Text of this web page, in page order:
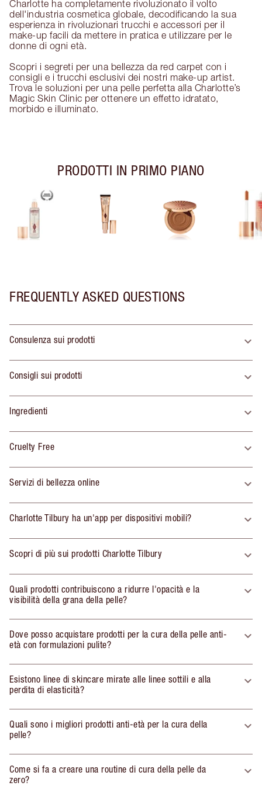
Charlotte ha completamente rivoluzionato il volto
dell'industria cosmetica globale, decodificando la sua
esperienza in rivoluzionari trucchi e accessori per il
make-up facili da mettere in pratica e utilizzare per le
donne di ogni età.
Scopri i segreti per una bellezza da red carpet con i
consigli e i trucchi esclusivi dei nostri make-up artist.
Trova le soluzioni per una pelle perfetta alla Charlotte’s
Magic Skin Clinic per ottenere un effetto idratato,
morbido e illuminato.
PRODOTTI IN PRIMO PIANO
FREQUENTLY ASKED QUESTIONS
Consulenza sui prodotti
Consigli sui prodotti
Ingredienti
Cruelty Free
Servizi di bellezza online
Charlotte Tilbury ha un'app per dispositivi mobili?
Scopri di più sui prodotti Charlotte Tilbury
Quali prodotti contribuiscono a ridurre l'opacità e la
visibilità della grana della pelle?
Dove posso acquistare prodotti per la cura della pelle anti-
età con formulazioni pulite?
Esistono linee di skincare mirate alle linee sottili e alla
perdita di elasticità?
Quali sono i migliori prodotti anti-età per la cura della
pelle?
Come si fa a creare una routine di cura della pelle da
zero?